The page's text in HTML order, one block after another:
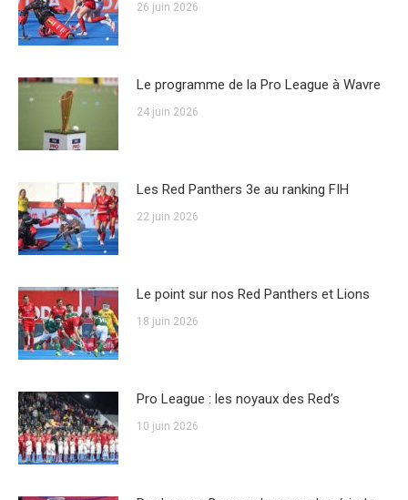
26 juin 2026
Le programme de la Pro League à Wavre
24 juin 2026
Les Red Panthers 3e au ranking FIH
22 juin 2026
Le point sur nos Red Panthers et Lions
18 juin 2026
Pro League : les noyaux des Red’s
10 juin 2026